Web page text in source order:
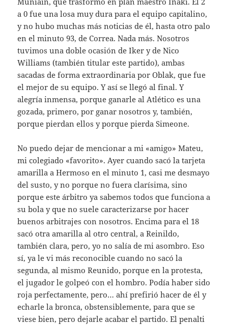
a 0 fue una losa muy dura para el equipo capitalino,
y no hubo muchas más noticias de él, hasta otro palo
en el minuto 93, de Correa. Nada más. Nosotros
tuvimos una doble ocasión de Iker y de Nico
Williams (también titular este partido), ambas
sacadas de forma extraordinaria por Oblak, que fue
el mejor de su equipo. Y así se llegó al final. Y
alegría inmensa, porque ganarle al Atlético es una
gozada, primero, por ganar nosotros y, también,
porque pierdan ellos y porque pierda Simeone.
No puedo dejar de mencionar a mi «amigo» Mateu,
mi colegiado «favorito». Ayer cuando sacó la tarjeta
amarilla a Hermoso en el minuto 1, casi me desmayo
del susto, y no porque no fuera clarísima, sino
porque este árbitro ya sabemos todos que funciona a
su bola y que no suele caracterizarse por hacer
buenos arbitrajes con nosotros. Encima para el 18
sacó otra amarilla al otro central, a Reinildo,
también clara, pero, yo no salía de mi asombro. Eso
sí, ya le vi más reconocible cuando no sacó la
segunda, al mismo Reunido, porque en la protesta,
el jugador le golpeó con el hombro. Podía haber sido
roja perfectamente, pero… ahí prefirió hacer de él y
echarle la bronca, obstensiblemente, para que se
viese bien, pero dejarle acabar el partido. El penalti